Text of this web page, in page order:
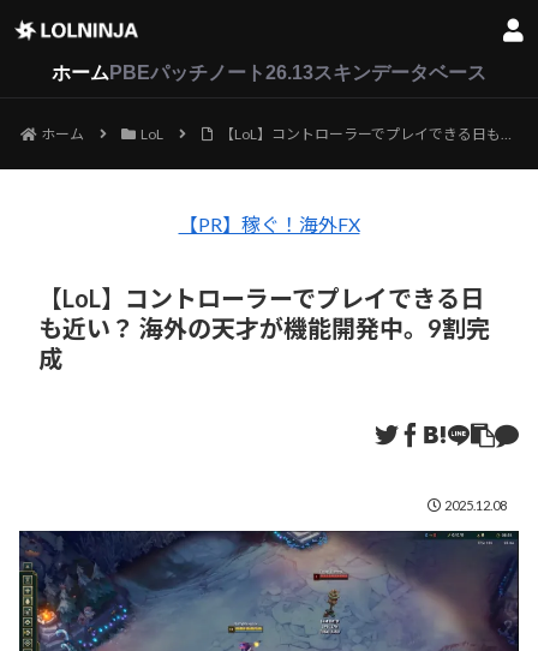
ホーム PBEパッチノート26.13スキンデータベース
ホーム LoL 【LoL】コントローラーでプレイできる日も近い？ 海外の天才が機能開発中。9割完成
【PR】稼ぐ！海外FX
【LoL】コントローラーでプレイできる日
も近い？ 海外の天才が機能開発中。9割完
成
2025.12.08